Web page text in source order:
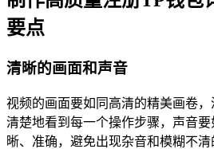
要点
清晰的画面和声音
视频的画面要如同高清的精美画卷
清楚地看到每一个操作步骤，声音
晰、准确，避免出现杂音和模糊不